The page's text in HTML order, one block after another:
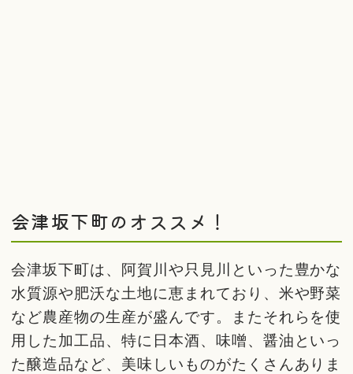
会津坂下町のオススメ！
会津坂下町は、阿賀川や只見川といった豊かな
水質源や肥沃な土地に恵まれており、米や野菜
など農産物の生産が盛んです。またそれらを使
用した加工品、特に日本酒、味噌、醤油といっ
た醸造品など、美味しいものがたくさんありま